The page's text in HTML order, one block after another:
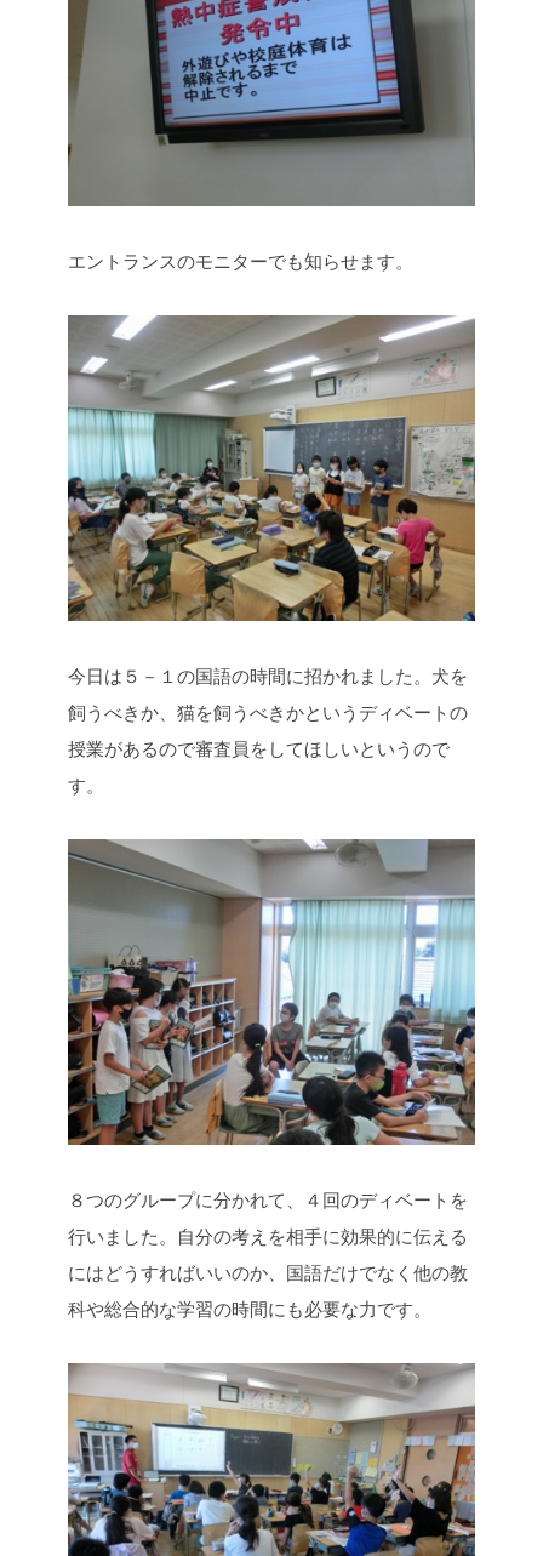
エントランスのモニターでも知らせます。
今日は５－１の国語の時間に招かれました。犬を
飼うべきか、猫を飼うべきかというディベートの
授業があるので審査員をしてほしいというので
す。
８つのグループに分かれて、４回のディベートを
行いました。自分の考えを相手に効果的に伝える
にはどうすればいいのか、国語だけでなく他の教
科や総合的な学習の時間にも必要な力です。